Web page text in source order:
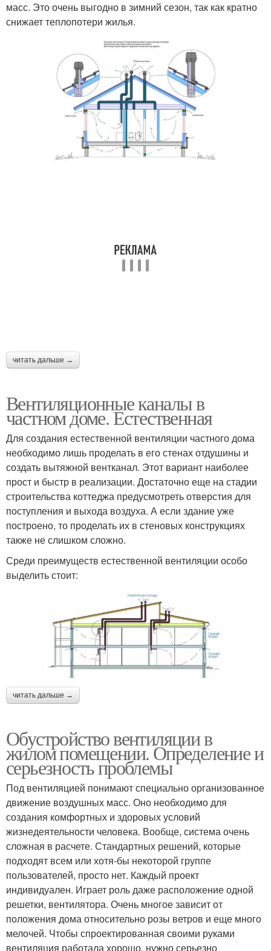
масс. Это очень выгодно в зимний сезон, так как кратно
снижает теплопотери жилья.
читать дальше →
Вентиляционные каналы в
частном доме. Естественная
Для создания естественной вентиляции частного дома
необходимо лишь проделать в его стенах отдушины и
создать вытяжной вентканал. Этот вариант наиболее
прост и быстр в реализации. Достаточно еще на стадии
строительства коттеджа предусмотреть отверстия для
поступления и выхода воздуха. А если здание уже
построено, то проделать их в стеновых конструкциях
также не слишком сложно.
Среди преимуществ естественной вентиляции особо
выделить стоит:
читать дальше →
Обустройство вентиляции в
жилом помещении. Определение и
серьезность проблемы
Под вентиляцией понимают специально организованное
движение воздушных масс. Оно необходимо для
создания комфортных и здоровых условий
жизнедеятельности человека. Вообще, система очень
сложная в расчете. Стандартных решений, которые
подходят всем или хотя-бы некоторой группе
пользователей, просто нет. Каждый проект
индивидуален. Играет роль даже расположение одной
решетки, вентилятора. Очень многое зависит от
положения дома относительно розы ветров и еще много
мелочей. Чтобы спроектированная своими руками
вентиляция работала хорошо, нужно серьезно